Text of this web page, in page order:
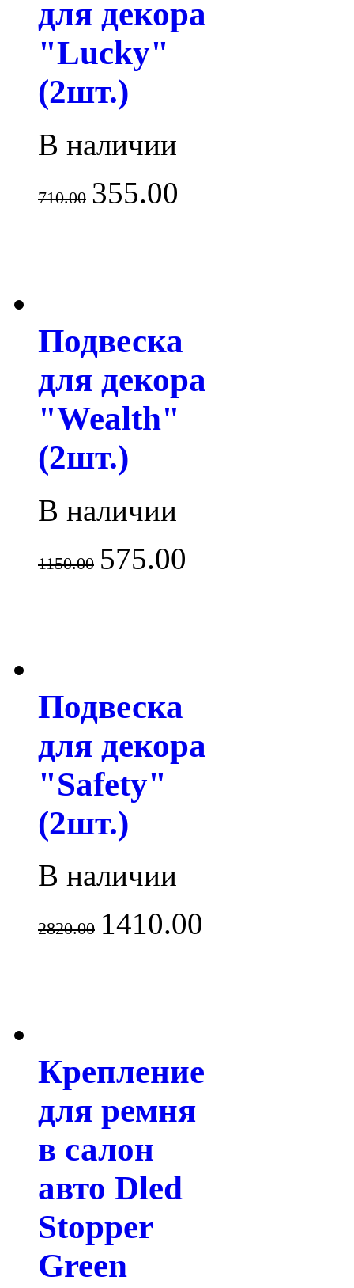
для декора
"Lucky"
(2шт.)
В наличии
710.00 355.00
Подвеска
для декора
"Wealth"
(2шт.)
В наличии
1150.00 575.00
Подвеска
для декора
"Safety"
(2шт.)
В наличии
2820.00 1410.00
Крепление
для ремня
в салон
авто Dled
Stopper
Green